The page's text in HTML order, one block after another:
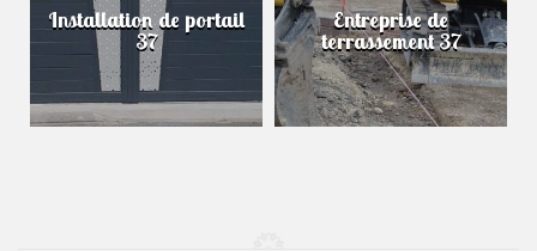
Installation de portail
37
Entreprise de
terrassement 37